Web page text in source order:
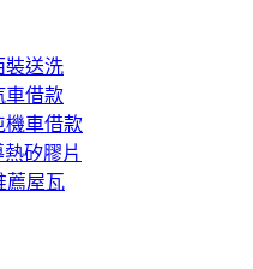
裝送洗
車借款
機車借款
矽膠片
薦屋瓦